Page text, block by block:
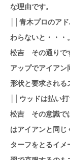
な理由です。
││青木プロのア
わらないと・・・。
松吉 その通りで
アップでアイアン
形状と要求される
││ウッドは払い打
松吉 その意識で
はアイアンと同
ターフをとるイ